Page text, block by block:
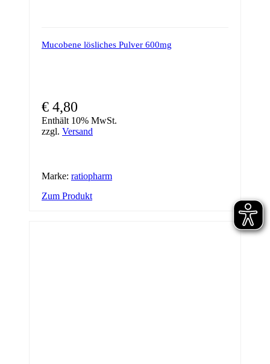
Mucobene lösliches Pulver 600mg
€ 4,80
Enthält 10% MwSt.
zzgl. Versand
Marke: ratiopharm
Zum Produkt